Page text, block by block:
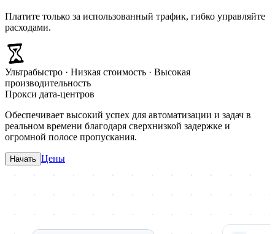
Платите только за использованный трафик, гибко управляйте
расходами.
Ультрабыстро · Низкая стоимость · Высокая
производительность
Прокси дата-центров
Обеспечивает высокий успех для автоматизации и задач в
реальном времени благодаря сверхнизкой задержке и
огромной полосе пропускания.
Начать Цены